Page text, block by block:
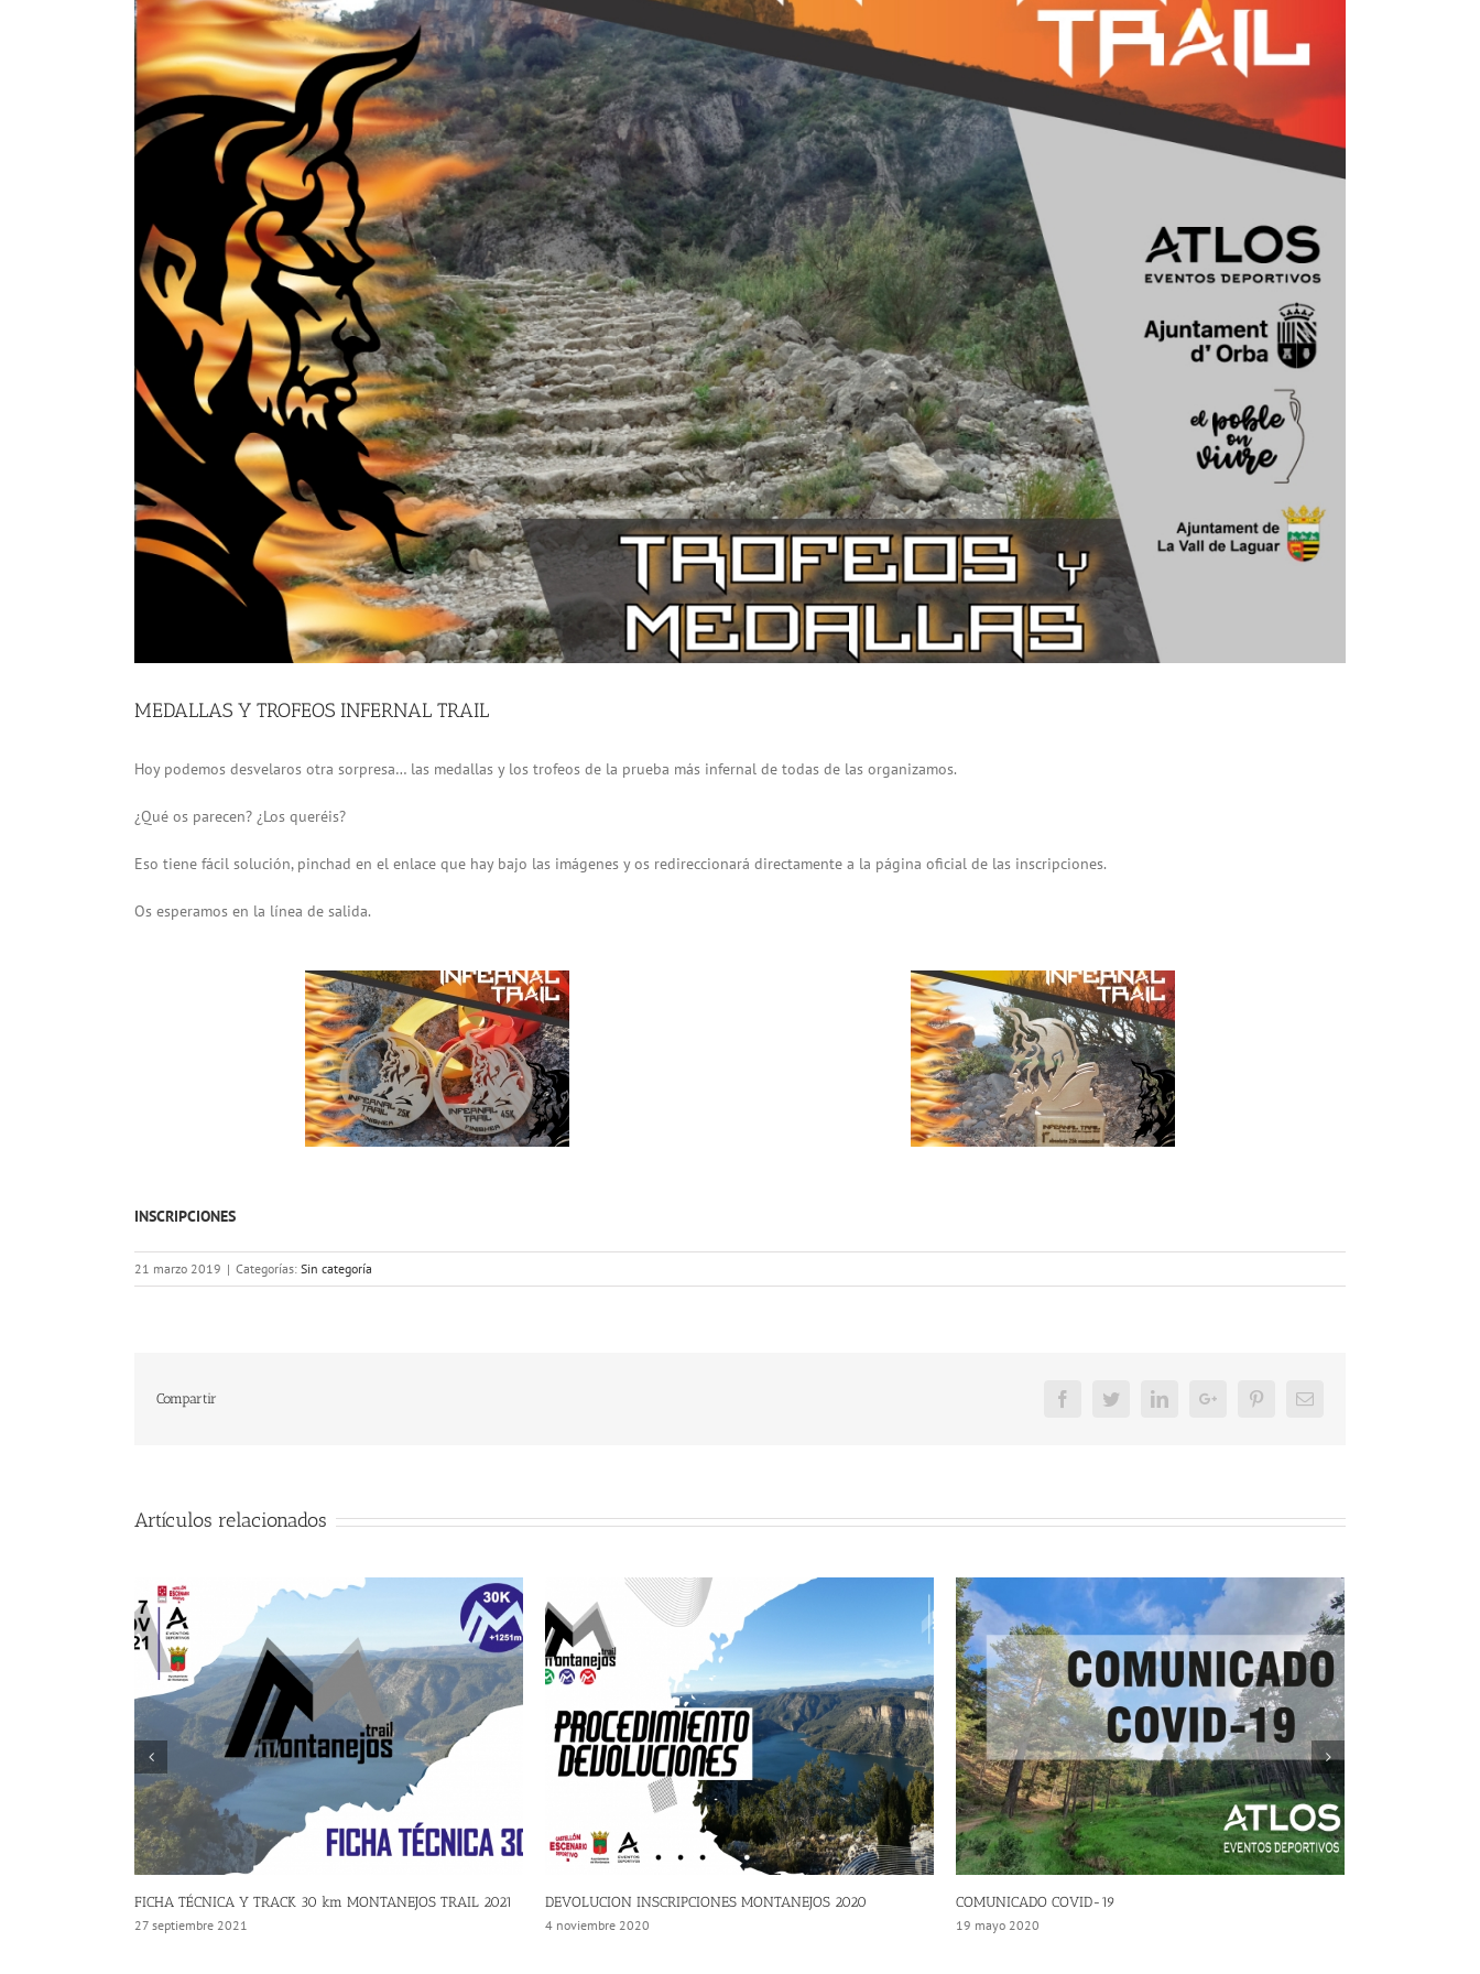
MEDALLAS Y TROFEOS INFERNAL TRAIL
Hoy podemos desvelaros otra sorpresa… las medallas y los trofeos de la prueba más infernal de todas de las organizamos.
¿Qué os parecen? ¿Los queréis?
Eso tiene fácil solución, pinchad en el enlace que hay bajo las imágenes y os redireccionará directamente a la página oficial de las inscripciones.
Os esperamos en la línea de salida.
INSCRIPCIONES
21 marzo 2019 | Categorías: Sin categoría
Compartir FacebookTwitterLinkedInGoogle+ PinterestEmail
Artículos relacionados
FICHA TÉCNICA Y TRACK 30 km MONTANEJOS TRAIL 2021
27 septiembre 2021
DEVOLUCION INSCRIPCIONES MONTANEJOS 2020
4 noviembre 2020
COMUNICADO COVID-19
19 mayo 2020